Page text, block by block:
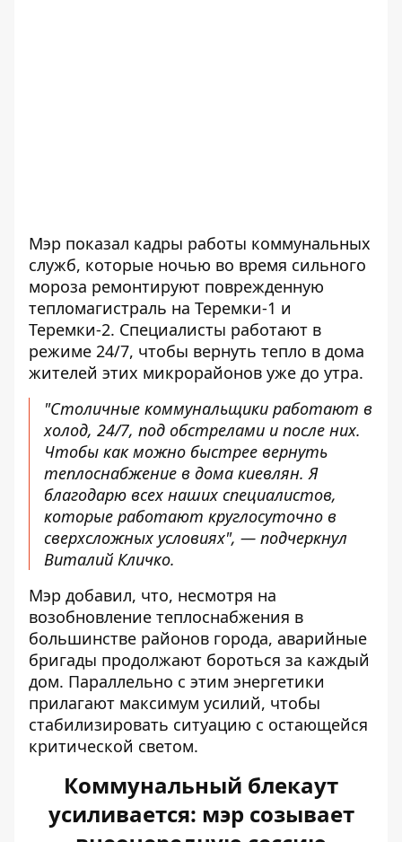
Мэр показал кадры работы коммунальных
служб, которые ночью во время сильного
мороза ремонтируют поврежденную
тепломагистраль на Теремки-1 и
Теремки-2. Специалисты работают в
режиме 24/7, чтобы вернуть тепло в дома
жителей этих микрорайонов уже до утра.
"Столичные коммунальщики работают в
холод, 24/7, под обстрелами и после них.
Чтобы как можно быстрее вернуть
теплоснабжение в дома киевлян. Я
благодарю всех наших специалистов,
которые работают круглосуточно в
сверхсложных условиях", — подчеркнул
Виталий Кличко.
Мэр добавил, что, несмотря на
возобновление теплоснабжения в
большинстве районов города, аварийные
бригады продолжают бороться за каждый
дом. Параллельно с этим энергетики
прилагают максимум усилий, чтобы
стабилизировать ситуацию с остающейся
критической светом.
Коммунальный блекаут
усиливается: мэр созывает